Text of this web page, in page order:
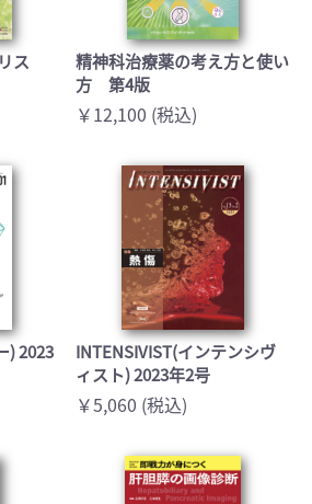
ス
精神科治療薬の考え方と使い
方 第4版
￥12,100 (税込)
) 2023
INTENSIVIST(インテンシヴ
ィスト) 2023年2号
￥5,060 (税込)